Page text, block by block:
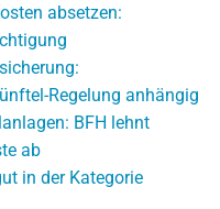
absetzen:
Regelung anhängig
BFH lehnt
ab
in der Kategorie